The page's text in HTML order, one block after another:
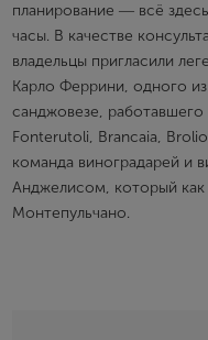
планирование ― всё
часы. В качестве
владельцы пригласили
Карло Феррини, одного
санджовезе, работавшего
Fonterutoli, Brancaia,
команда виноградарей и
Анджелисом, который как
Монтепульчано.